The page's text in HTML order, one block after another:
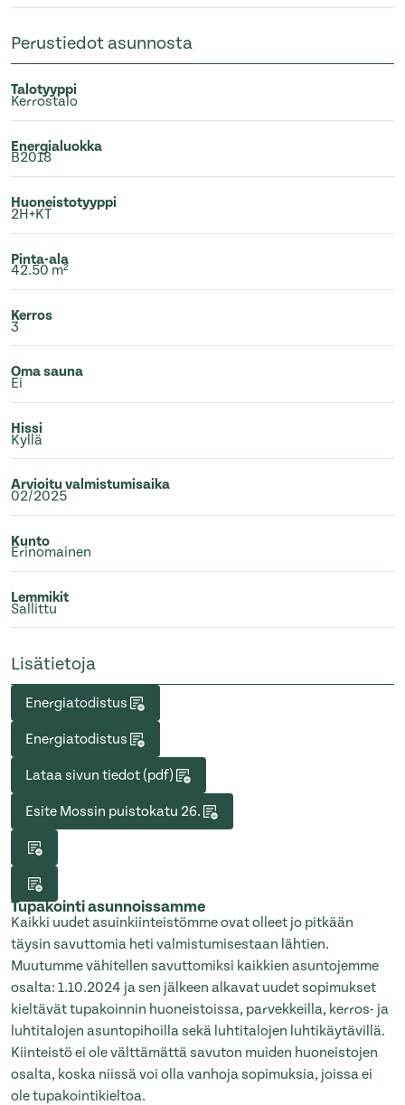
Perustiedot asunnosta
Talotyyppi
Kerrostalo
Energialuokka
B2018
Huoneistotyyppi
2H+KT
Pinta-ala
42.50 m²
Kerros
3
Oma sauna
Ei
Hissi
Kyllä
Arvioitu valmistumisaika
02/2025
Kunto
Erinomainen
Lemmikit
Sallittu
Lisätietoja
Energiatodistus
Energiatodistus
Lataa sivun tiedot (pdf)
Esite Mossin puistokatu 26.
Tupakointi asunnoissamme
Kaikki uudet asuinkiinteistömme ovat olleet jo pitkään
täysin savuttomia heti valmistumisestaan lähtien.
Muutumme vähitellen savuttomiksi kaikkien asuntojemme
osalta: 1.10.2024 ja sen jälkeen alkavat uudet sopimukset
kieltävät tupakoinnin huoneistoissa, parvekkeilla, kerros- ja
luhtitalojen asuntopihoilla sekä luhtitalojen luhtikäytävillä.
Kiinteistö ei ole välttämättä savuton muiden huoneistojen
osalta, koska niissä voi olla vanhoja sopimuksia, joissa ei
ole tupakointikieltoa.